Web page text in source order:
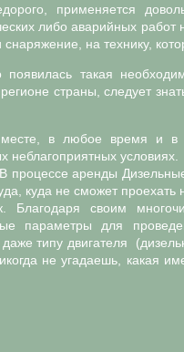
применяется
либо аварийных работ
на технику,
такая
страны, следует
в любое время и в
неблагоприятных условиях.
В процессе аренды
куда не сможет проехать
Благодаря своим
параметры для
типу двигателя
не угадаешь, какая